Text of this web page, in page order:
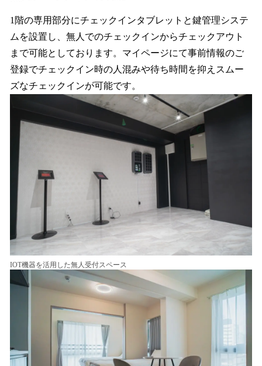
1階の専用部分にチェックインタブレットと鍵管理システ
ムを設置し、無人でのチェックインからチェックアウト
まで可能としております。マイページにて事前情報のご
登録でチェックイン時の人混みや待ち時間を抑えスムー
ズなチェックインが可能です。
IOT機器を活用した無人受付スペース